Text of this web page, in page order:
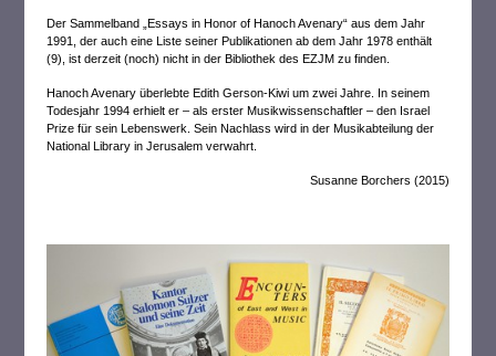
Der Sammelband „Essays in Honor of Hanoch Avenary“ aus dem Jahr
1991, der auch eine Liste seiner Publikationen ab dem Jahr 1978 enthält
(9), ist derzeit (noch) nicht in der Bibliothek des EZJM zu finden.
Hanoch Avenary überlebte Edith Gerson-Kiwi um zwei Jahre. In seinem
Todesjahr 1994 erhielt er – als erster Musikwissenschaftler – den Israel
Prize für sein Lebenswerk. Sein Nachlass wird in der Musikabteilung der
National Library in Jerusalem verwahrt.
Susanne Borchers (2015)